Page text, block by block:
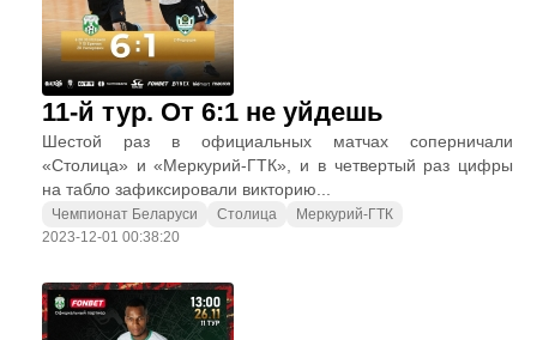
11-й тур. От 6:1 не уйдешь
Шестой раз в официальных матчах соперничали
«Столица» и «Меркурий-ГТК», и в четвертый раз цифры
на табло зафиксировали викторию...
Чемпионат Беларуси Столица
Меркурий-ГТК
2023-12-01 00:38:20